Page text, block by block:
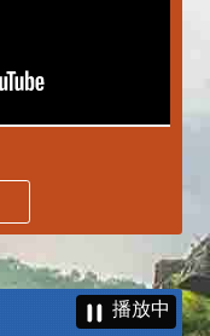
播放中